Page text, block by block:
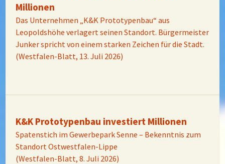
Millionen
Das Unternehmen „K&K Prototypenbau“ aus
Leopoldshöhe verlagert seinen Standort. Bürgermeister
Junker spricht von einem starken Zeichen für die Stadt.
(Westfalen-Blatt, 13. Juli 2026)
K&K Prototypenbau investiert Millionen
Spatenstich im Gewerbepark Senne – Bekenntnis zum
Standort Ostwestfalen-Lippe
(Westfalen-Blatt, 8. Juli 2026)